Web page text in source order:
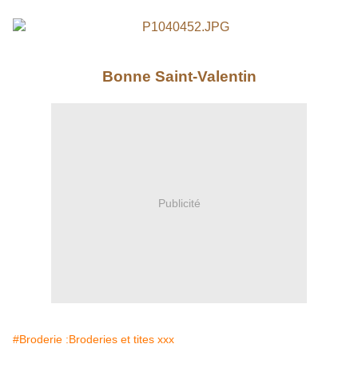
Bonne Saint-Valentin
Publicité
#Broderie :Broderies et tites xxx